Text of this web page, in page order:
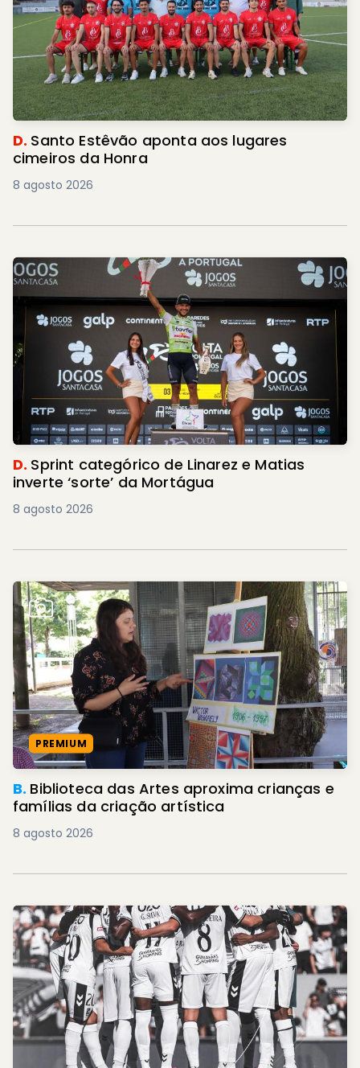
D. Santo Estêvão aponta aos lugares
cimeiros da Honra
8 agosto 2026
D. Sprint categórico de Linarez e Matias
inverte ‘sorte’ da Mortágua
8 agosto 2026
PREMIUM
B. Biblioteca das Artes aproxima crianças e
famílias da criação artística
8 agosto 2026